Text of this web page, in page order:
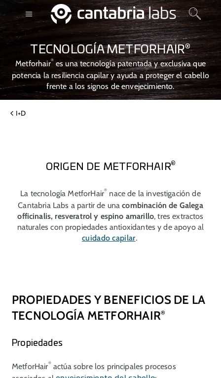
TECNOLOGÍA METFORHAIR®
Metforhair®es una tecnología patentada y exclusiva que
potencia la resiliencia capilar y ayuda a proteger el cabello
frente a los signos de envejecimiento.
I+D
ORIGEN DE METFORHAIR®
La tecnología MetforHair® nace de la investigación de
Cantabria Labs a partir de unacombinación de Galega
officinalis, resveratrol y espino amarillo, tres extractos
naturales con propiedades antioxidantes y de apoyo al
cuidado capilar.
PROPIEDADES Y BENEFICIOS DE LA
TECNOLOGÍA METFORHAIR®
Propiedades
MetforHair®actúa sobre los principales procesos